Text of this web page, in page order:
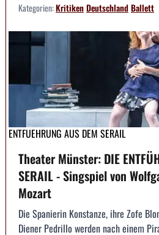
Kategorien:KritikenDeutschlandBallett
ENTFUEHRUNG AUS DEM SERAIL
Theater Münster: DIE
SERAIL - Singspiel von
Mozart
Die Spanierin Konstanze, ihre Zofe
Diener Pedrillo werden nach einem